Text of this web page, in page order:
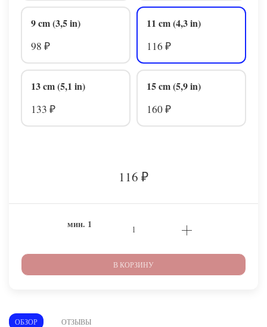
9 cm (3,5 in)
98 ₽
11 cm (4,3 in)
116 ₽
13 cm (5,1 in)
133 ₽
15 cm (5,9 in)
160 ₽
116 ₽
мин. 1
В КОРЗИНУ
ОБЗОР ОТЗЫВЫ